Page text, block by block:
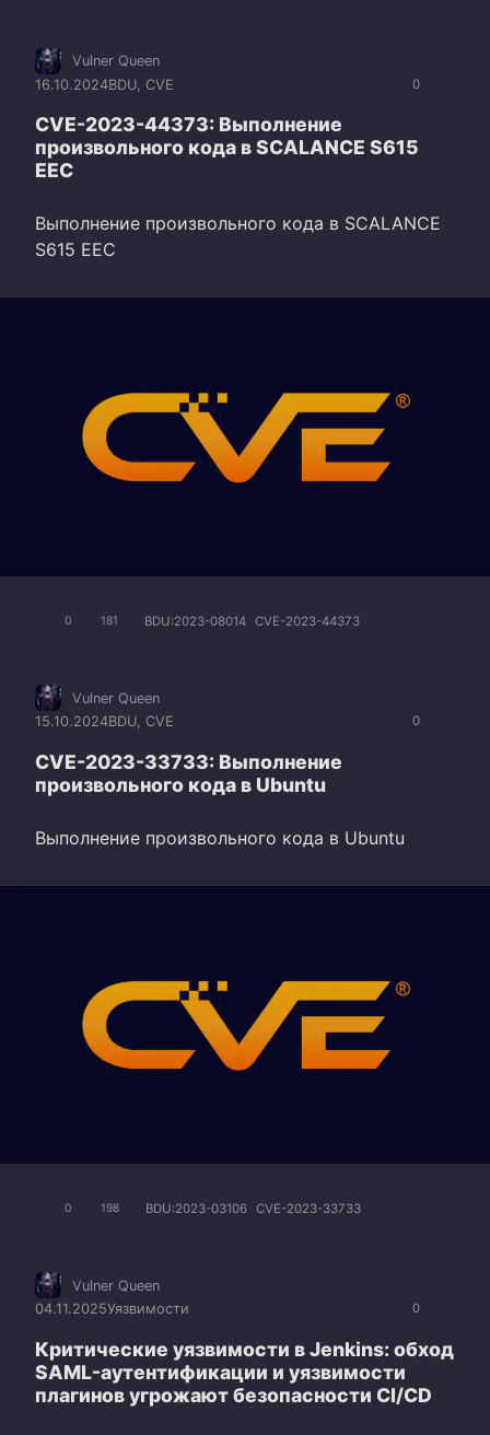
0
Vulner Queen
16.10.2024BDU, CVE
CVE-2023-44373: Выполнение
произвольного кода в SCALANCE S615
EEC
Выполнение произвольного кода в SCALANCE
S615 EEC
0 181 BDU:2023-08014 CVE-2023-44373
0
Vulner Queen
15.10.2024BDU, CVE
CVE-2023-33733: Выполнение
произвольного кода в Ubuntu
Выполнение произвольного кода в Ubuntu
0 198 BDU:2023-03106 CVE-2023-33733
0
Vulner Queen
04.11.2025Уязвимости
Критические уязвимости в Jenkins: обход
SAML-аутентификации и уязвимости
плагинов угрожают безопасности CI/CD